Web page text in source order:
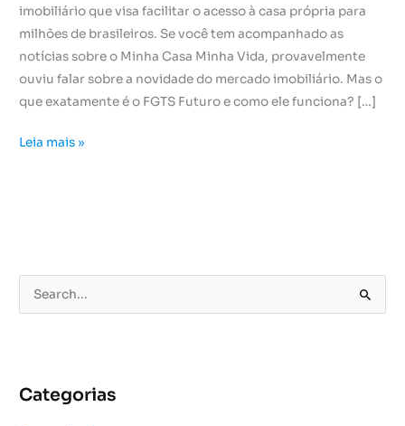
imobiliário que visa facilitar o acesso à casa própria para
milhões de brasileiros. Se você tem acompanhado as
notícias sobre o Minha Casa Minha Vida, provavelmente
ouviu falar sobre a novidade do mercado imobiliário. Mas o
que exatamente é o FGTS Futuro e como ele funciona? […]
Leia mais »
e
iCategorias